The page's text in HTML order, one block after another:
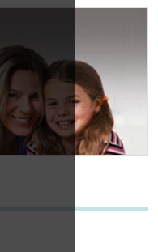
patients atteints de
lymphome: Pr
Virginie De Wilde